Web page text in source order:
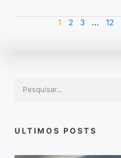
1 2 3 … 12
ULTIMOS POSTS